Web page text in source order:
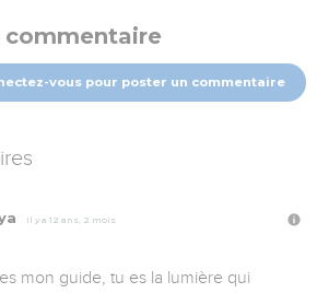
commentaire
vous pour poster un commentaire
Il y a 12 ans, 2 mois
mon guide, tu es la lumière qui